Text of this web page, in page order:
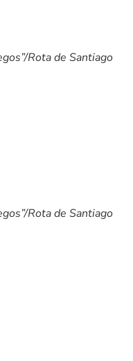
Rota de Santiago
Rota de Santiago